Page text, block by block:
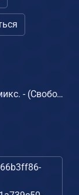
Рисую - Арт/Стикер/Гиф/Референс/Комикс. - (Свободен: пн, вт, ср: 14-16:00+-; чт, пт: 14-22:00; Сб, Вс: 9-15:00) - размер 1000x1000 и меньше.